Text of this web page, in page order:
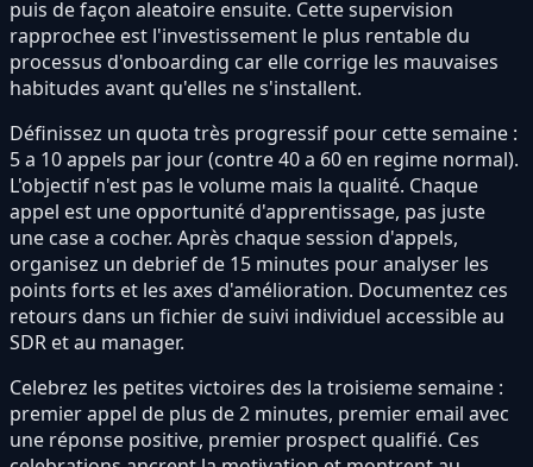
puis de façon aleatoire ensuite. Cette supervision
rapprochee est l'investissement le plus rentable du
processus d'onboarding car elle corrige les mauvaises
habitudes avant qu'elles ne s'installent.
Définissez un quota très progressif pour cette semaine :
5 a 10 appels par jour (contre 40 a 60 en regime normal).
L'objectif n'est pas le volume mais la qualité. Chaque
appel est une opportunité d'apprentissage, pas juste
une case a cocher. Après chaque session d'appels,
organisez un debrief de 15 minutes pour analyser les
points forts et les axes d'amélioration. Documentez ces
retours dans un fichier de suivi individuel accessible au
SDR et au manager.
Celebrez les petites victoires des la troisieme semaine :
premier appel de plus de 2 minutes, premier email avec
une réponse positive, premier prospect qualifié. Ces